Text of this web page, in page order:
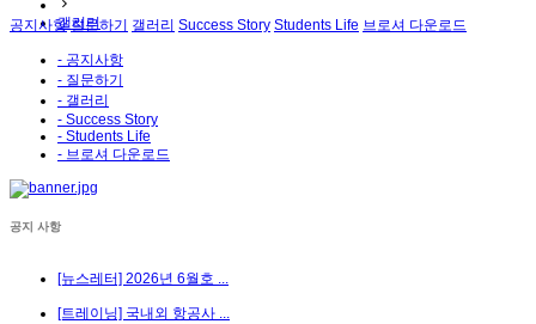
갤러리
공지사항 질문하기 갤러리 Success Story Students Life 브로셔 다운로드
- 공지사항
- 질문하기
- 갤러리
- Success Story
- Students Life
- 브로셔 다운로드
공지 사항
[뉴스레터] 2026년 6월호 ...
[트레이닝] 국내외 항공사 ...